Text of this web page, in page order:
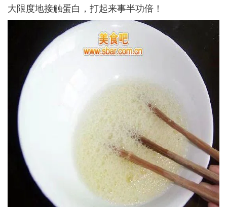
大限度地接触蛋白，打起来事半功倍！­